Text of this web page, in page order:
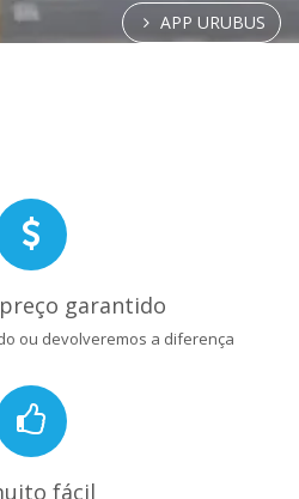
APP URUBUS
garantido
ou devolveremos a diferença
fácil